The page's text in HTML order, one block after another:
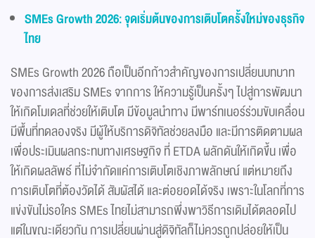
SMEs Growth 2026:จุดเริ่มต้นของการเติบโตครั้งใหม่ของธุรกิจ
ไทย
SMEs Growth 2026 ถือเป็นอีกก้าวสำคัญของการเปลี่ยนบทบาท
ของการส่งเสริม SMEs จากการ ให้ความรู้เป็นครั้งๆ ไปสู่การพัฒนา
ให้เกิดโมเดลที่ช่วยให้เติบโต มีข้อมูลนำทาง มีพาร์ทเนอร์ร่วมขับเคลื่อน
มีพื้นที่ทดลองจริง มีผู้ให้บริการดิจิทัลช่วยลงมือ และมีการติดตามผล
เพื่อประเมินผลกระทบทางเศรษฐกิจ ที่ ETDA ผลักดันให้เกิดขึ้น เพื่อ
ให้เกิดผลลัพธ์ ที่ไม่จำกัดแค่การเติบโตเชิงภาพลักษณ์ แต่หมายถึง
การเติบโตที่ต้องวัดได้ สัมผัสได้ และต่อยอดได้จริง เพราะในโลกที่การ
แข่งขันไม่รอใคร SMEs ไทยไม่สามารถพึ่งพาวิธีการเดิมได้ตลอดไป
แต่ในขณะเดียวกัน การเปลี่ยนผ่านสู่ดิจิทัลก็ไม่ควรถูกปล่อยให้เป็น